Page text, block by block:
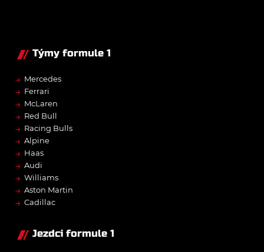
Týmy formule 1
→ Mercedes
→ Ferrari
→ McLaren
→ Red Bull
→ Racing Bulls
→ Alpine
→ Haas
→ Audi
→ Williams
→ Aston Martin
→ Cadillac
Jezdci formule 1